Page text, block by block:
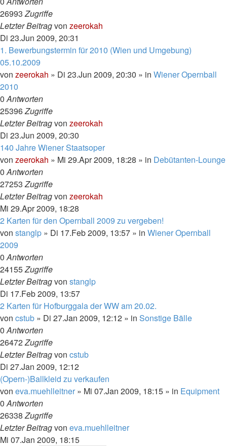
26993Zugriffe
Letzter Beitragvon zeerokah
Di 23.Jun 2009, 20:31
1. Bewerbungstermin für 2010 (Wien und Umgebung)
05.10.2009
von zeerokah » Di 23.Jun 2009, 20:30 » in Wiener Opernball
2010
0Antworten
25396Zugriffe
Letzter Beitragvon zeerokah
Di 23.Jun 2009, 20:30
140 Jahre Wiener Staatsoper
von zeerokah » Mi 29.Apr 2009, 18:28 » in Debütanten-Lounge
0Antworten
27253Zugriffe
Letzter Beitragvon zeerokah
Mi 29.Apr 2009, 18:28
2 Karten für den Opernball 2009 zu vergeben!
von stanglp » Di 17.Feb 2009, 13:57 » in Wiener Opernball
2009
0Antworten
24155Zugriffe
Letzter Beitragvon stanglp
Di 17.Feb 2009, 13:57
2 Karten für Hofburggala der WW am 20.02.
von cstub » Di 27.Jan 2009, 12:12 » in Sonstige Bälle
0Antworten
26472Zugriffe
Letzter Beitragvon cstub
Di 27.Jan 2009, 12:12
(Opern-)Ballkleid zu verkaufen
von eva.muehlleitner » Mi 07.Jan 2009, 18:15 » in Equipment
0Antworten
26338Zugriffe
Letzter Beitragvon eva.muehlleitner
Mi 07.Jan 2009, 18:15